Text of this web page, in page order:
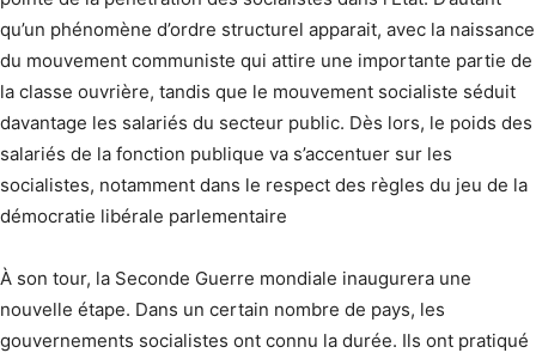
qu’un phénomène d’ordre structurel apparait, avec la naissance
du mouvement communiste qui attire une importante partie de
la classe ouvrière, tandis que le mouvement socialiste séduit
davantage les salariés du secteur public. Dès lors, le poids des
salariés de la fonction publique va s’accentuer sur les
socialistes, notamment dans le respect des règles du jeu de la
démocratie libérale parlementaire
À son tour, la Seconde Guerre mondiale inaugurera une
nouvelle étape. Dans un certain nombre de pays, les
gouvernements socialistes ont connu la durée. Ils ont pratiqué